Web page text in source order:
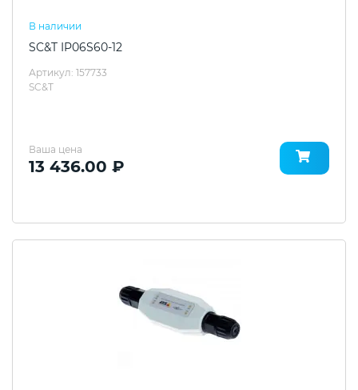
В наличии
SC&T IP06S60-12
Артикул: 157733
SC&T
Ваша цена
13 436.00 ₽